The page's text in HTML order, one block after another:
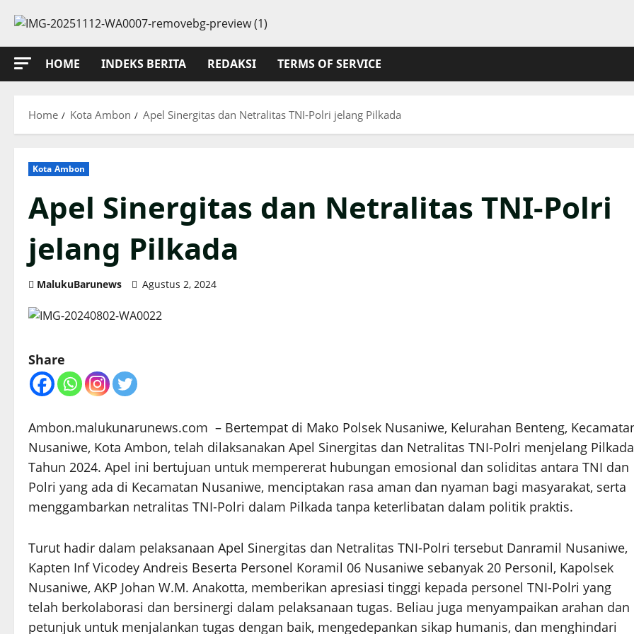
content
HOME
INDEKS BERITA REDAKSI TERMS OF SERVICE
Home Kota Ambon Apel Sinergitas dan Netralitas TNI-Polri jelang Pilkada
Kota Ambon
Apel Sinergitas dan Netralitas TNI-Polri
jelang Pilkada
MalukuBarunews Agustus 2, 2024
Share
Ambon.malukunarunews.com – Bertempat di Mako Polsek Nusaniwe, Kelurahan Benteng,
Nusaniwe, Kota Ambon, telah dilaksanakan Apel Sinergitas dan Netralitas TNI-Polri menjelang Pilkada
Tahun 2024. Apel ini bertujuan untuk mempererat hubungan emosional dan soliditas antara TNI dan
Polri yang ada di Kecamatan Nusaniwe, menciptakan rasa aman dan nyaman bagi masyarakat, serta
menggambarkan netralitas TNI-Polri dalam Pilkada tanpa keterlibatan dalam politik praktis.
Turut hadir dalam pelaksanaan Apel Sinergitas dan Netralitas TNI-Polri tersebut Danramil Nusaniwe,
Kapten Inf Vicodey Andreis Beserta Personel Koramil 06 Nusaniwe sebanyak 20 Personil, Kapolsek
Nusaniwe, AKP Johan W.M. Anakotta, memberikan apresiasi tinggi kepada personel TNI-Polri yang
telah berkolaborasi dan bersinergi dalam pelaksanaan tugas. Beliau juga menyampaikan arahan dan
petunjuk untuk menjalankan tugas dengan baik, mengedepankan sikap humanis, dan menghindari